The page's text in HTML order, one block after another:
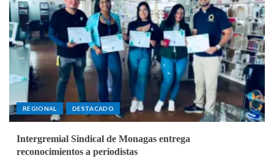
REGIONAL DESTACADO
Intergremial Sindical de Monagas entrega
reconocimientos a periodistas